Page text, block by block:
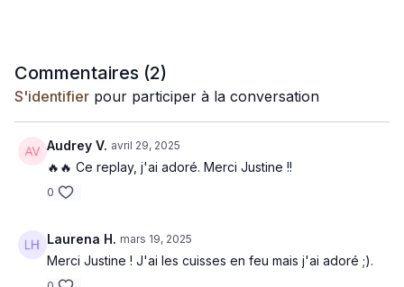
- Pendant le cycle menstruel : éviter les sauts en phase
prémenstruelle et menstruelle
Si tu veux pratiquer en musique :
Commentaires (2)
S'identifier pour participer à la conversation
Audrey V. avril 29, 2025
🔥🔥 Ce replay, j'ai adoré. Merci Justine !!
0
Laurena H. mars 19, 2025
Merci Justine ! J'ai les cuisses en feu mais j'ai adoré ;).